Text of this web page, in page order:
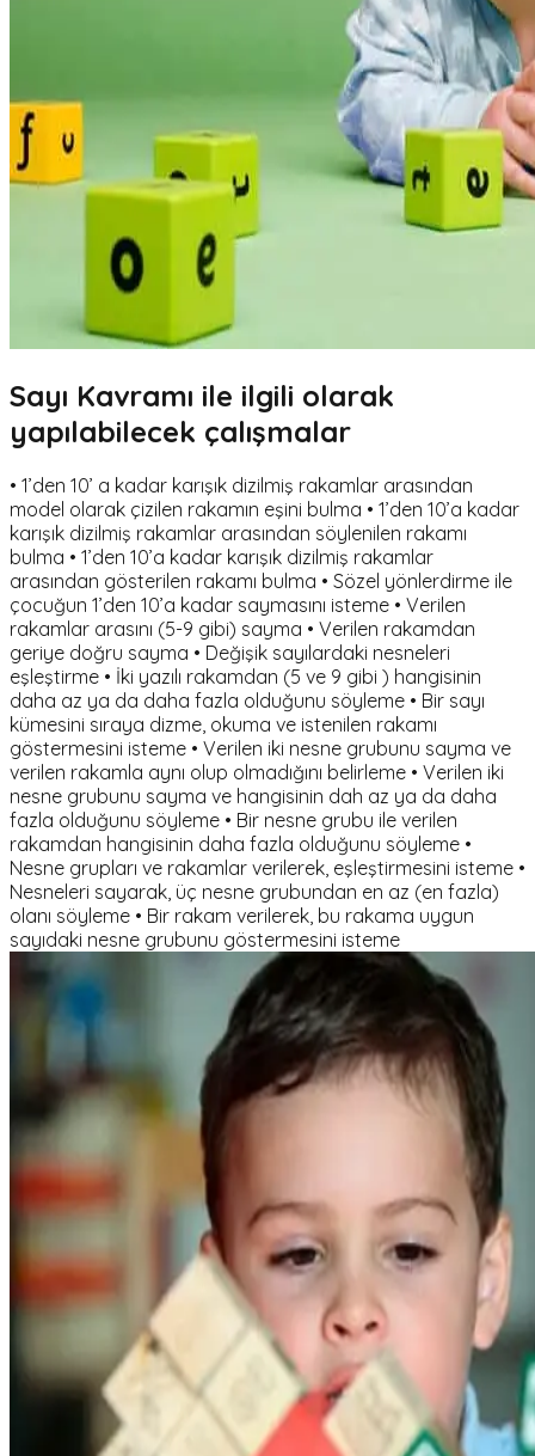
Sayı Kavramı ile ilgili olarak
yapılabilecek çalışmalar
• 1’den 10’ a kadar karışık dizilmiş rakamlar arasından
model olarak çizilen rakamın eşini bulma • 1’den 10’a kadar
karışık dizilmiş rakamlar arasından söylenilen rakamı
bulma • 1’den 10’a kadar karışık dizilmiş rakamlar
arasından gösterilen rakamı bulma • Sözel yönlerdirme ile
çocuğun 1’den 10’a kadar saymasını isteme • Verilen
rakamlar arasını (5-9 gibi) sayma • Verilen rakamdan
geriye doğru sayma • Değişik sayılardaki nesneleri
eşleştirme • İki yazılı rakamdan (5 ve 9 gibi ) hangisinin
daha az ya da daha fazla olduğunu söyleme • Bir sayı
kümesini sıraya dizme, okuma ve istenilen rakamı
göstermesini isteme • Verilen iki nesne grubunu sayma ve
verilen rakamla aynı olup olmadığını belirleme • Verilen iki
nesne grubunu sayma ve hangisinin dah az ya da daha
fazla olduğunu söyleme • Bir nesne grubu ile verilen
rakamdan hangisinin daha fazla olduğunu söyleme •
Nesne grupları ve rakamlar verilerek, eşleştirmesini isteme •
Nesneleri sayarak, üç nesne grubundan en az (en fazla)
olanı söyleme • Bir rakam verilerek, bu rakama uygun
sayıdaki nesne grubunu göstermesini isteme